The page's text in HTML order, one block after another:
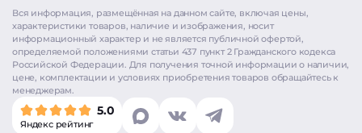
Вся информация, размещённая на данном сайте, включая цены,
характеристики товаров, наличие и изображения, носит
информационный характер и не является публичной офертой,
определяемой положениями статьи 437 пункт 2 Гражданского кодекса
Российской Федерации. Для получения точной информации о наличии,
цене, комплектации и условиях приобретения товаров обращайтесь к
менеджерам.
5.0
Яндекс рейтинг